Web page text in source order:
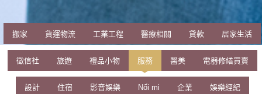
搬家 貨運物流 工業工程 醫療相關 貸款 居家生活
徵信社 旅遊 禮品小物 服務 醫美 電器修繕買賣
設計 住宿 影音娛樂 Nối mi 企業 娛樂經紀